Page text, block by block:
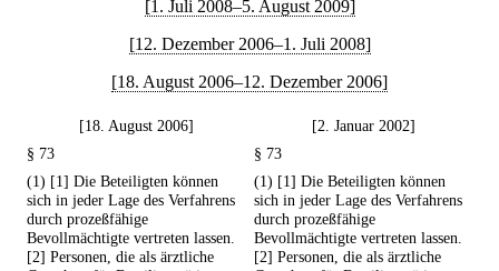
[1. Juli 2008–5. August 2009]
[12. Dezember 2006–1. Juli 2008]
[18. August 2006–12. Dezember 2006]
[18. August 2006]
[2. Januar 2002]
§ 73
§ 73
(1) [1] Die Beteiligten können
sich in jeder Lage des Verfahrens
durch prozeßfähige
Bevollmächtigte vertreten lassen.
[2] Personen, die als ärztliche
(1) [1] Die Beteiligten können
sich in jeder Lage des Verfahrens
durch prozeßfähige
Bevollmächtigte vertreten lassen.
[2] Personen, die als ärztliche